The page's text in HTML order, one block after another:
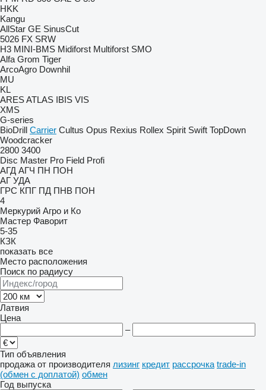
HKK
Kangu
AllStar GE SinusCut
5026 FX SRW
H3 MINI-BMS Midiforst Multiforst SMO
Alfa Grom Tiger
ArcoAgro Downhil
MU
KL
ARESATLAS IBIS VIS
XMS
G-series
BioDrill Carrier Cultus Opus Rexius Rollex Spirit Swift TopDown
Woodcracker
2800 3400
Disc Master Pro Field Profi
АГД АГЧ ПН ПОН
АГ УДА
ГРС КПГ ПД ПНВ ПОН
4
Меркурий Агро и Ко
Мастер Фаворит
5-35
КЗК
показать все
Место расположения
Поиск по радиусу
Латвия
Цена
–
Тип объявления
продажа от производителя лизинг кредит рассрочка trade-in
(обмен с доплатой) обмен
Год выпуска